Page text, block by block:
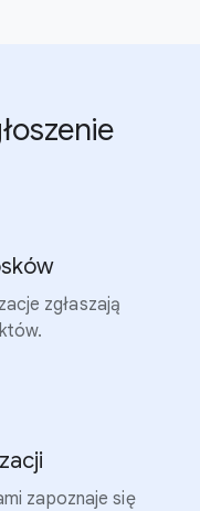
zgłaszają
zapoznaje się